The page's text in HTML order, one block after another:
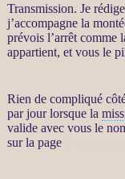
Transmission. Je
j’accompagne la
prévois l’arrêt comme
appartient, et vous le
Rien de compliqué
par jour lorsque la
valide avec vous le
sur la page